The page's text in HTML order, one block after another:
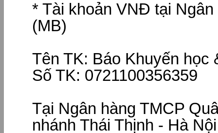
* Tài khoản VNĐ tại Ngân
(MB)
Tên TK: Báo Khuyến học
Số TK: 0721100356359
Tại Ngân hàng TMCP
nhánh Thái Thịnh - Hà Nội